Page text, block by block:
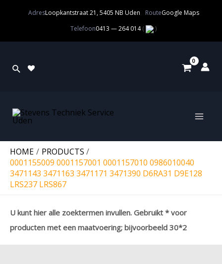
AdresLoopkantstraat 21, 5405 NB Uden RouteGoogle Maps
Telefoon0413 — 264 014( )
HOME
PRODUCTS
0001155009 0001157001 0001157010 0986010040
3471143 3471163 3471171 3471390 D6RA31 D9E128
LRS237 LRS867
U kunt hier alle zoektermen invullen. Gebruikt * voor
producten met een maatvoering; bijvoorbeeld 30*2